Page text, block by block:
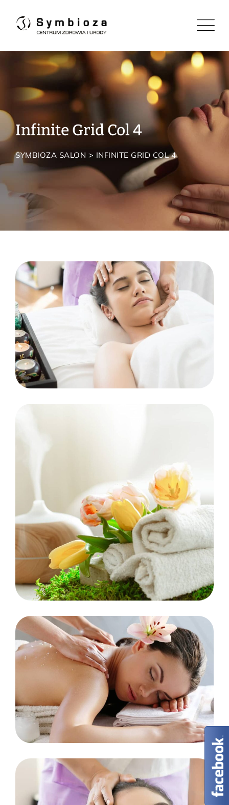
Infinite Grid Col 4
SYMBIOZA SALON > INFINITE GRID COL 4
Efekty zabiegów
Facial Scrubs
Treatment Herbal Oils